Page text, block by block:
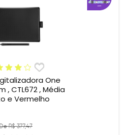
One
, CTL672 , Média
e Vermelho
R$ 377,47